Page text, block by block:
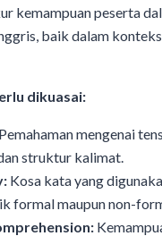
kemampuan peserta
baik dalam
dikuasai:
Pemahaman mengenai
struktur kalimat.
Kosa kata yang
formal maupun non-